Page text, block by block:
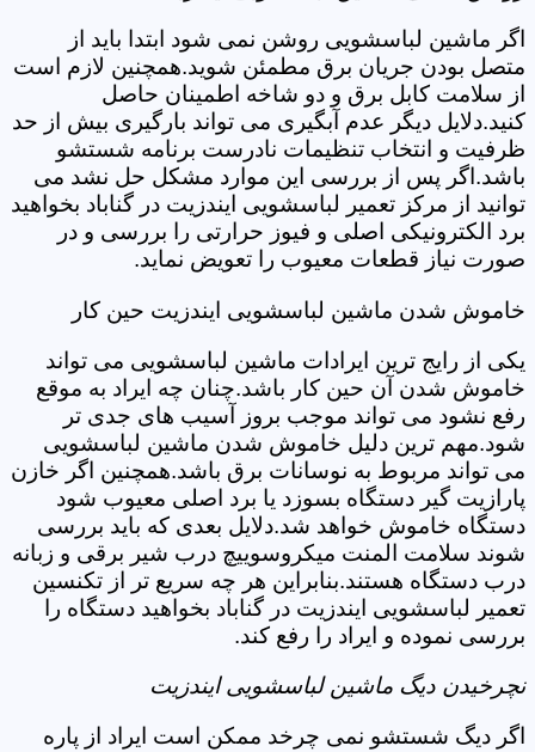
اگر ماشین لباسشویی روشن نمی شود ابتدا باید از
متصل بودن جریان برق مطمئن شوید.همچنین لازم است
از سلامت کابل برق و دو شاخه اطمینان حاصل
کنید.دلایل دیگر عدم آبگیری می تواند بارگیری بیش از حد
ظرفیت و انتخاب تنظیمات نادرست برنامه شستشو
باشد.اگر پس از بررسی این موارد مشکل حل نشد می
توانید از مرکز تعمیر لباسشویی ایندزیت در گناباد بخواهید
برد الکترونیکی اصلی و فیوز حرارتی را بررسی و در
صورت نیاز قطعات معیوب را تعویض نماید.
خاموش شدن ماشین لباسشویی ایندزیت حین کار
یکی از رایج ترین ایرادات ماشین لباسشویی می تواند
خاموش شدن آن حین کار باشد.چنان چه ایراد به موقع
رفع نشود می تواند موجب بروز آسیب های جدی تر
شود.مهم ترین دلیل خاموش شدن ماشین لباسشویی
می تواند مربوط به نوسانات برق باشد.همچنین اگر خازن
پارازیت گیر دستگاه بسوزد یا برد اصلی معیوب شود
دستگاه خاموش خواهد شد.دلایل بعدی که باید بررسی
شوند سلامت المنت میکروسوییچ درب شیر برقی و زبانه
درب دستگاه هستند.بنابراین هر چه سریع تر از تکنسین
تعمیر لباسشویی ایندزیت در گناباد بخواهید دستگاه را
بررسی نموده و ایراد را رفع کند.
نچرخیدن دیگ ماشین لباسشویی ایندزیت
اگر دیگ شستشو نمی چرخد ممکن است ایراد از پاره